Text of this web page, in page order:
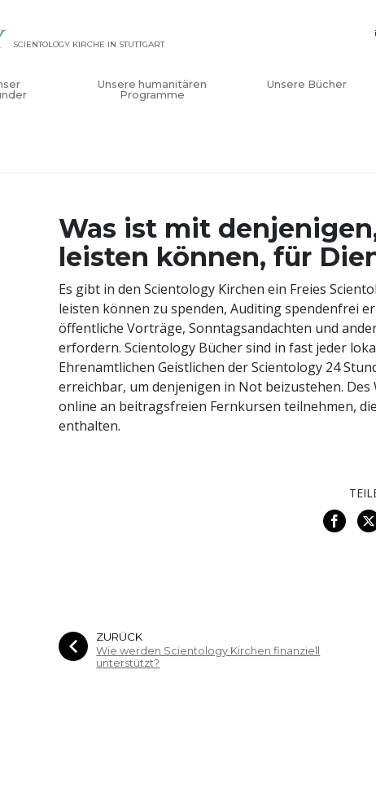
SCIENTOLOGY KIRCHE IN STUTTGART
Unsere humanitären
Programme
Unsere Bücher
Was ist mit
leisten können, für
Es gibt in den Scientology Kirchen ein Freies
leisten können zu spenden, Auditing spendenfrei
öffentliche Vorträge, Sonntagsandachten und
erfordern. Scientology Bücher sind in fast jeder
Ehrenamtlichen Geistlichen der Scientology 24
erreichbar, um denjenigen in Not beizustehen.
online an beitragsfreien Fernkursen teilnehmen,
enthalten.
ZURÜCK
Wie werden Scientology Kirchen finanziell
unterstützt?